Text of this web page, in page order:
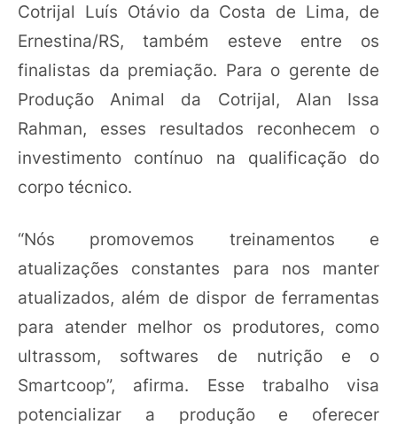
Cotrijal Luís Otávio da Costa de Lima, de
Ernestina/RS, também esteve entre os
finalistas da premiação. Para o gerente de
Produção Animal da Cotrijal, Alan Issa
Rahman, esses resultados reconhecem o
investimento contínuo na qualificação do
corpo técnico.
“Nós promovemos treinamentos e
atualizações constantes para nos manter
atualizados, além de dispor de ferramentas
para atender melhor os produtores, como
ultrassom, softwares de nutrição e o
Smartcoop”, afirma. Esse trabalho visa
potencializar a produção e oferecer